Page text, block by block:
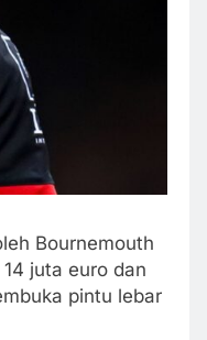
Bournemouth
juta euro dan
pintu lebar